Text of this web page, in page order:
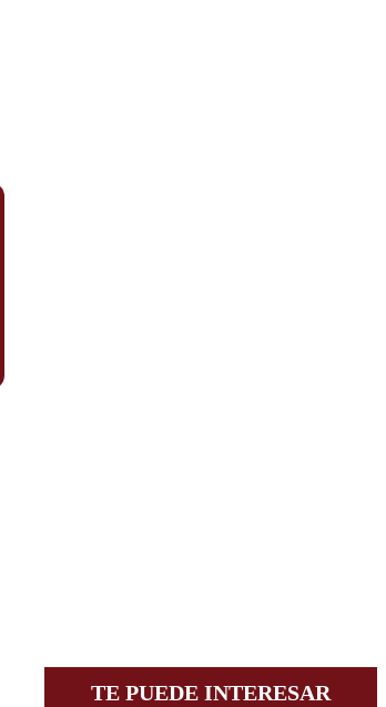
TE PUEDE INTERESAR